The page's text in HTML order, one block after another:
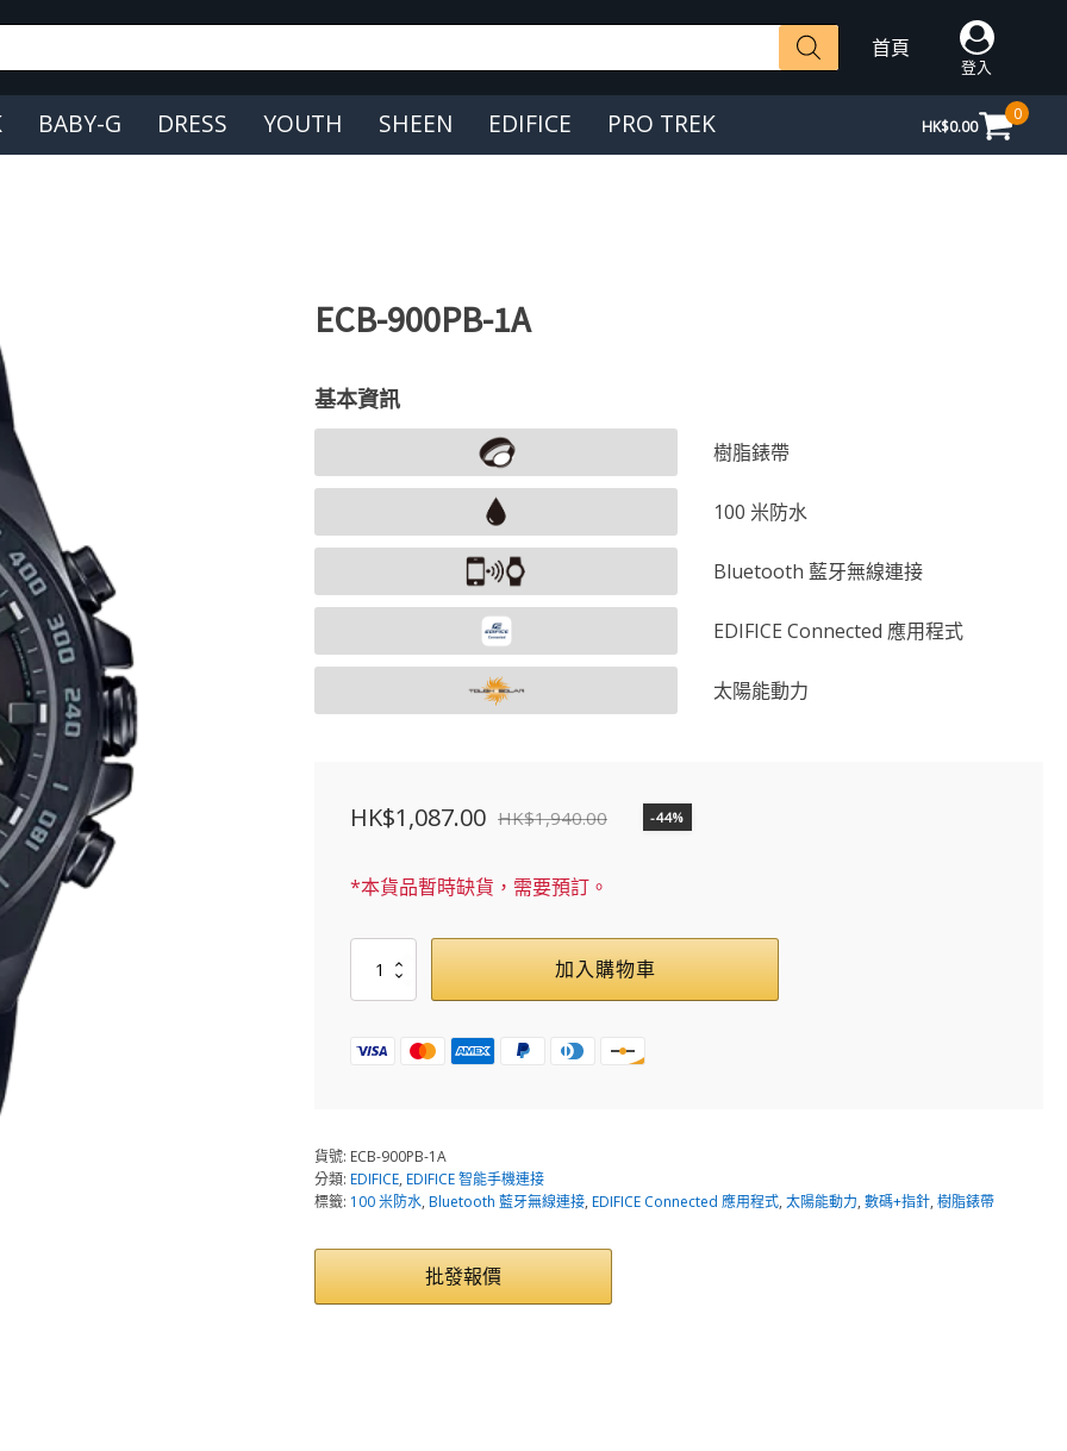
首頁
登入
BABY-G DRESS YOUTH SHEEN EDIFICE PRO TREK HK$0.00
0
ECB-900PB-1A
基本資訊
樹脂錶帶
100 米防水
Bluetooth 藍牙無線連接
EDIFICE Connected 應用程式
太陽能動力
HK$1,940.00
原
始
格：
HK$1,940.00。
HK$1,087.00
目
前
格：
HK$1,087.00。
-44%
*本貨品暫時缺貨，需要預訂。
900PB-
1A
量
加入購物車
貨號: ECB-900PB-1A
分類: EDIFICE, EDIFICE 智能手機連接
標籤: 100 米防水, Bluetooth 藍牙無線連接, EDIFICE Connected 應用程式, 太陽能動力, 數碼+指針, 樹脂錶帶
批發報價